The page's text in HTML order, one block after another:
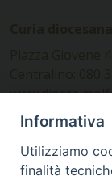
Ufficio
Informativa
Utilizziamo
finalità